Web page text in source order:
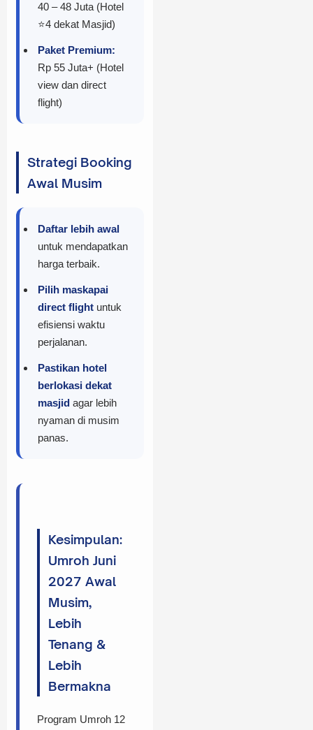
40 – 48 Juta (Hotel
⭐4 dekat Masjid)
Paket Premium:
Rp 55 Juta+ (Hotel
view dan direct
flight)
Strategi Booking
Awal Musim
Daftar lebih awal
untuk mendapatkan
harga terbaik.
Pilih maskapai
direct flight untuk
efisiensi waktu
perjalanan.
Pastikan hotel
berlokasi dekat
masjid agar lebih
nyaman di musim
panas.
Kesimpulan:
Umroh Juni
2027 Awal
Musim,
Lebih
Tenang &
Lebih
Bermakna
Program Umroh 12